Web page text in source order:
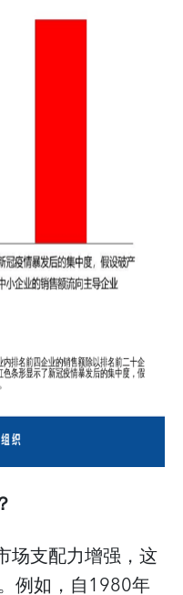
场支配力增强，这
例如，自1980年